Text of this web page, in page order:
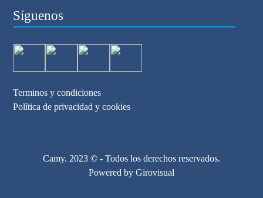
Síguenos
Terminos y condiciones
Política de privacidad y cookies
Camy. 2023 © - Todos los derechos reservados.
Powered by Girovisual